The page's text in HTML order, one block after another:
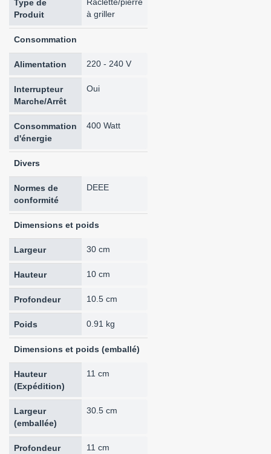
Type de
Produit
Raclette/pierre
à griller
Consommation
Alimentation 220 - 240 V
Interrupteur
Marche/Arrêt
Oui
Consommation
d'énergie
400 Watt
Divers
Normes de
conformité
DEEE
Dimensions et poids
Largeur 30 cm
Hauteur 10 cm
Profondeur 10.5 cm
Poids 0.91 kg
Dimensions et poids (emballé)
Hauteur
(Expédition)
11 cm
Largeur
(emballée)
30.5 cm
Profondeur
11 cm